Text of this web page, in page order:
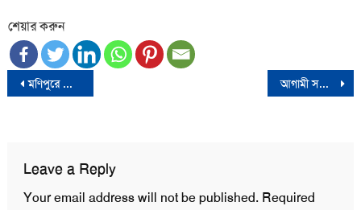
শেয়ার করুন
Post
মণিপুরে কারফিউ জারি, ৫ দিনের জন্য ইন্টারনেট বন্ধ আগামী সপ্তাহে বাংলাদেশ সফরে আসছেন ডোনাল্ড লু
Leave a Reply
Your email address will not be published. Required